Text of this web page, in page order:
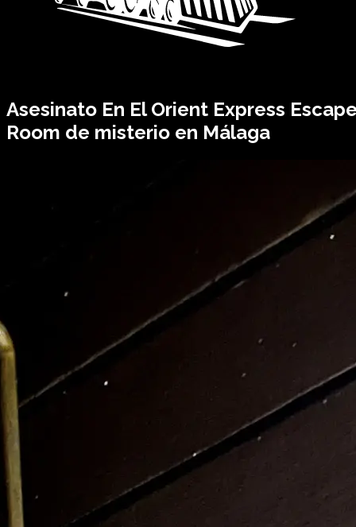
Asesinato En El Orient Express
Room de misterio en Málaga